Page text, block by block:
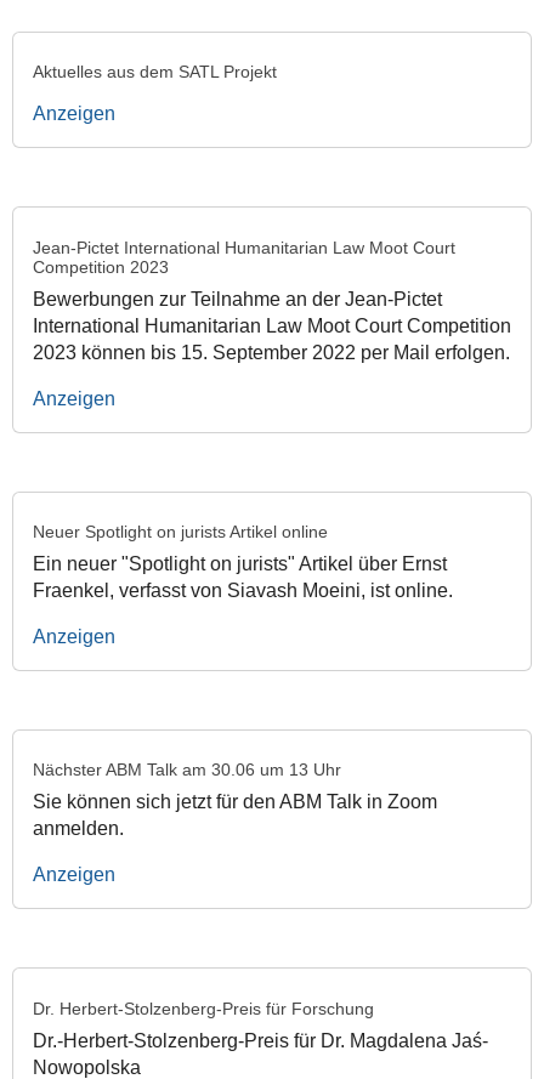
Aktuelles aus dem SATL Projekt
Anzeigen
Jean-Pictet International Humanitarian Law Moot Court
Competition 2023
Bewerbungen zur Teilnahme an der Jean-Pictet
International Humanitarian Law Moot Court Competition
2023 können bis 15. September 2022 per Mail erfolgen.
Anzeigen
Neuer Spotlight on jurists Artikel online
Ein neuer "Spotlight on jurists" Artikel über Ernst
Fraenkel, verfasst von Siavash Moeini, ist online.
Anzeigen
Nächster ABM Talk am 30.06 um 13 Uhr
Sie können sich jetzt für den ABM Talk in Zoom
anmelden.
Anzeigen
Dr. Herbert-Stolzenberg-Preis für Forschung
Dr.-Herbert-Stolzenberg-Preis für Dr. Magdalena Jaś-
Nowopolska